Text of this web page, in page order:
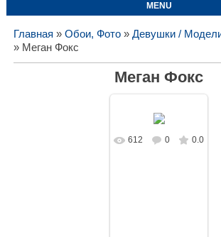
MENU
Главная » Обои, Фото» Девушки /
» Меган Фокс
Меган Фокс
В реальном
612 0 0.0